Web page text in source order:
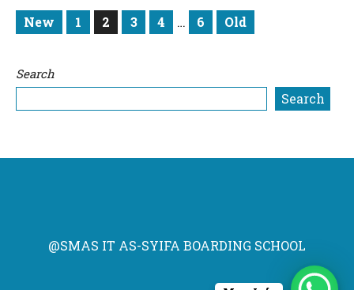
New 1 2 3 4 … 6 Old
Search
Search
@SMAS IT AS-SYIFA BOARDING SCHOOL